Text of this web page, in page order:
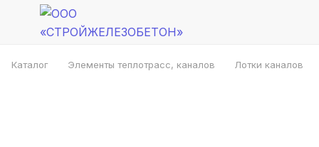
Каталог Элементы теплотрасс, каналов Лотки каналов